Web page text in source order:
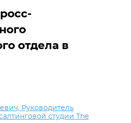
отдела в
Руководитель
студии The